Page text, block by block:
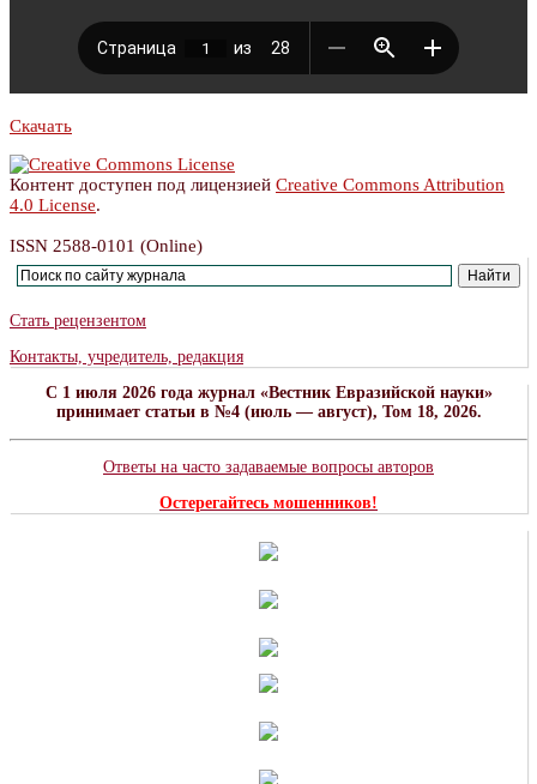
Скачать
Контент доступен под лицензией Creative Commons Attribution
4.0 License.
ISSN 2588-0101 (Online)
Стать рецензентом
Контакты, учредитель, редакция
C 1 июля 2026 года журнал «Вестник Евразийской науки»
принимает статьи в №4 (июль — август), Том 18, 2026.
Ответы на часто задаваемые вопросы авторов
Остерегайтесь мошенников!